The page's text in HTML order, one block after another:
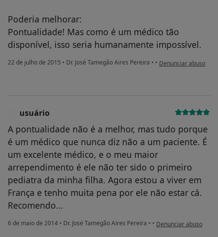
Poderia melhorar:
Pontualidade! Mas como é um médico tão
disponível, isso seria humanamente impossível.
22 de julho de 2015 • Dr. José Tamegão Aires Pereira • • na opinião do
Denunciar abuso
usuário
A pontualidade não é a melhor, mas tudo porque
é um médico que nunca diz não a um paciente. É
um excelente médico, e o meu maior
arrependimento é ele não ter sido o primeiro
pediatra da minha filha. Agora estou a viver em
França e tenho muita pena por ele não estar cá.
Recomendo...
6 de maio de 2014 • Dr. José Tamegão Aires Pereira • • na opinião do
Denunciar abuso